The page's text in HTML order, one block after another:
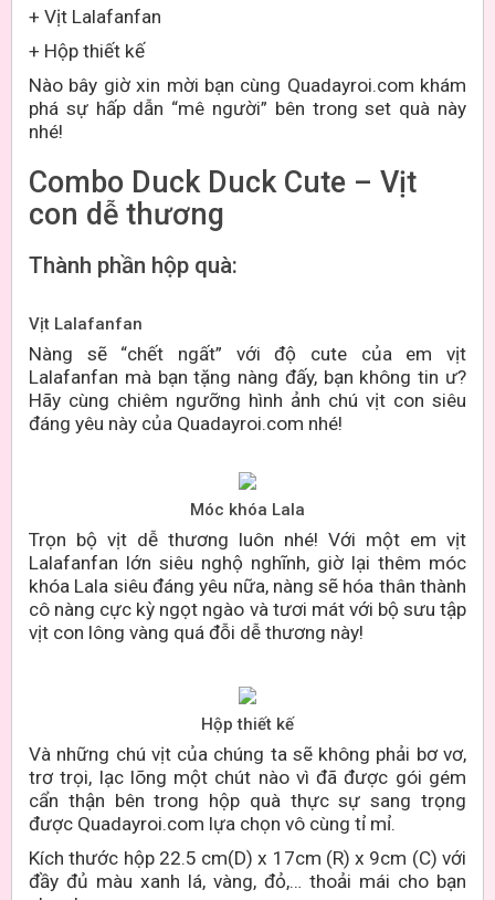
+ Vịt Lalafanfan
+ Hộp thiết kế
Nào bây giờ xin mời bạn cùng Quadayroi.com khám
phá sự hấp dẫn “mê người” bên trong set quà này
nhé!
Combo Duck Duck Cute – Vịt
con dễ thương
Thành phần hộp quà:
Vịt Lalafanfan
Nàng sẽ “chết ngất” với độ cute của em vịt
Lalafanfan mà bạn tặng nàng đấy, bạn không tin ư?
Hãy cùng chiêm ngưỡng hình ảnh chú vịt con siêu
đáng yêu này của Quadayroi.com nhé!
Móc khóa Lala
Trọn bộ vịt dễ thương luôn nhé! Với một em vịt
Lalafanfan lớn siêu nghộ nghĩnh, giờ lại thêm móc
khóa Lala siêu đáng yêu nữa, nàng sẽ hóa thân thành
cô nàng cực kỳ ngọt ngào và tươi mát với bộ sưu tập
vịt con lông vàng quá đỗi dễ thương này!
Hộp thiết kế
Và những chú vịt của chúng ta sẽ không phải bơ vơ,
trơ trọi, lạc lõng một chút nào vì đã được gói gém
cẩn thận bên trong hộp quà thực sự sang trọng
được Quadayroi.com lựa chọn vô cùng tỉ mỉ.
Kích thước hộp 22.5 cm(D) x 17cm (R) x 9cm (C) với
đầy đủ màu xanh lá, vàng, đỏ,… thoải mái cho bạn